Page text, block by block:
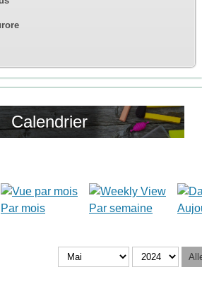
Calendrier
Par mois Par semaine